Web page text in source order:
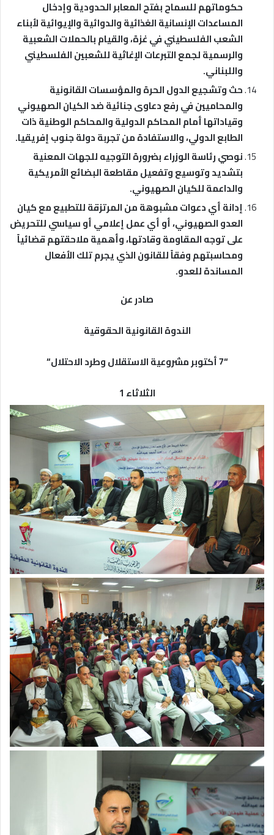
حكوماتهم للسماح بفتح المعابر الحدودية وإدخال
المساعدات الإنسانية الغذائية والدوائية والإيوائية لأبناء
الشعب الفلسطيني في غزة، والقيام بالحملات الشعبية
والرسمية لجمع التبرعات الإغاثية للشعبين الفلسطيني
واللبناني.
حث وتشجيع الدول الحرة والمؤسسات القانونية
والمحاميين في رفع دعاوى جنائية ضد الكيان الصهيوني
وقياداتها أمام المحاكم الدولية والمحاكم الوطنية ذات
الطابع الدولي، والاستفادة من تجربة دولة جنوب إفريقيا.
نوصي رئاسة الوزراء بضرورة التوجيه للجهات المعنية
بتشديد وتوسيع وتفعيل مقاطعة البضائع الأمريكية
والداعمة للكيان الصهيوني.
إدانة أي دعوات مشبوهة من المرتزقة للتطبيع مع كيان
العدو الصهيوني، أو أي عمل إعلامي أو سياسي للتحريض
على توجه المقاومة وقادتها، وأهمية ملاحقتهم قضائياً
ومحاسبتهم وفقاً للقانون الذي يجرم تلك الأفعال
المساندة للعدو.
صادر عن
الندوة القانونية الحقوقية
“7 أكتوبر مشروعية الاستقلال وطرد الاحتلال
“
الثلاثاء 1